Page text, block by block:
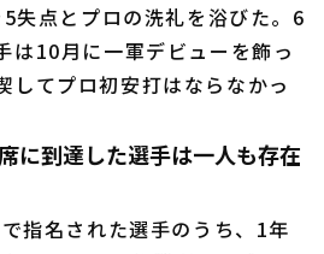
失点とプロの洗礼を浴びた。6
は10月に一軍デビューを飾っ
してプロ初安打はならなかっ
に到達した選手は一人も存在
指名された選手のうち、1年